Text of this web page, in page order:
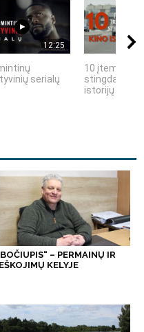
12:25
serialų
10 įtemptų,
stingdančių
istorijų
– PERMAINŲ IR
KELYJE